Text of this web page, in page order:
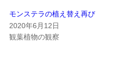
モンステラの植え替え再び
2020年6月12日
観葉植物の観察